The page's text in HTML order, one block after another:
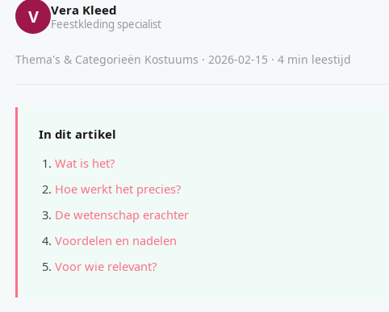
V Vera Kleed
Feestkleding specialist
Thema's & Categorieën Kostuums · 2026-02-15 · 4 min leestijd
In dit artikel
Wat is het?
Hoe werkt het precies?
De wetenschap erachter
Voordelen en nadelen
Voor wie relevant?